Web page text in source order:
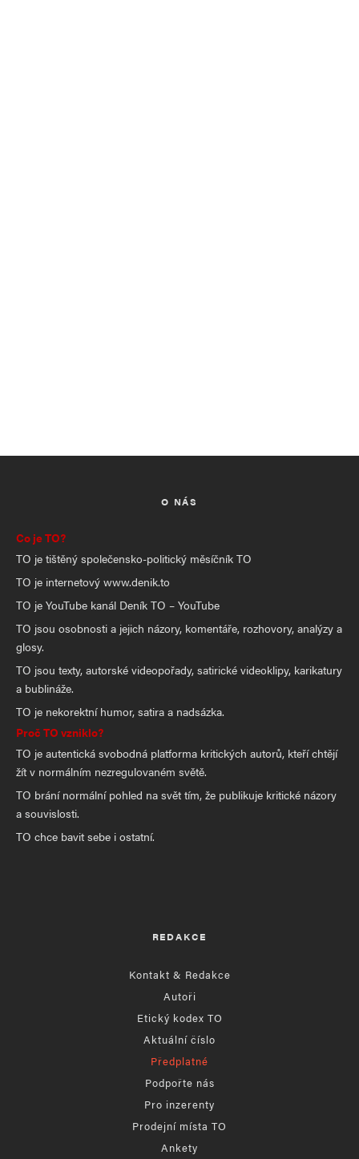
O NÁS
Co je TO?
TO je tištěný společensko-politický měsíčník TO
TO je internetový www.denik.to
TO je YouTube kanál Deník TO – YouTube
TO jsou osobnosti a jejich názory, komentáře, rozhovory, analýzy a
glosy.
TO jsou texty, autorské videopořady, satirické videoklipy, karikatury
a bublináže.
TO je nekorektní humor, satira a nadsázka.
Proč TO vzniklo?
TO je autentická svobodná platforma kritických autorů, kteří chtějí
žít v normálním nezregulovaném světě.
TO brání normální pohled na svět tím, že publikuje kritické názory
a souvislosti.
TO chce bavit sebe i ostatní.
REDAKCE
Kontakt & Redakce
Autoři
Etický kodex TO
Aktuální číslo
Předplatné
Podpořte nás
Pro inzerenty
Prodejní místa TO
Ankety